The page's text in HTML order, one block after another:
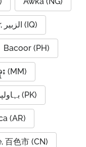
Az Zubayr, الزبير (IQ)
Bacoor (PH)
(MM)
Bahawalpur, بہاولپور (PK)
(AR)
百色市 (CN)